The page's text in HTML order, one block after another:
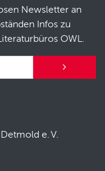
Newsletter an
Infos zu
OWL.
e.V.